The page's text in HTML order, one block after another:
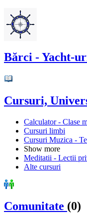
Bărci - Yacht-
Cursuri,
Calculator - Clase
Cursuri limbi
Cursuri Muzica -
Show more
Meditatii - Lectii
Alte cursuri
Comunitate (0)